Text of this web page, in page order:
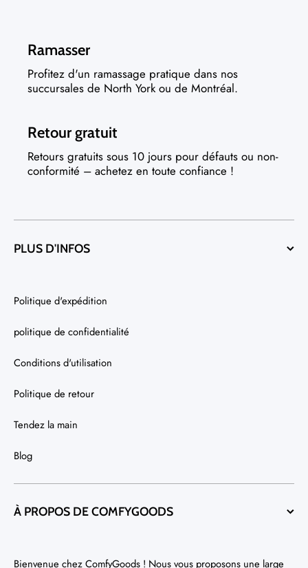
Ramasser
Profitez d'un ramassage pratique dans nos
succursales de North York ou de Montréal.
Retour gratuit
Retours gratuits sous 10 jours pour défauts ou non-
conformité – achetez en toute confiance !
PLUS D'INFOS
Politique d'expédition
politique de confidentialité
Conditions d'utilisation
Politique de retour
Tendez la main
Blog
À PROPOS DE COMFYGOODS
Bienvenue chez ComfyGoods ! Nous vous proposons une large